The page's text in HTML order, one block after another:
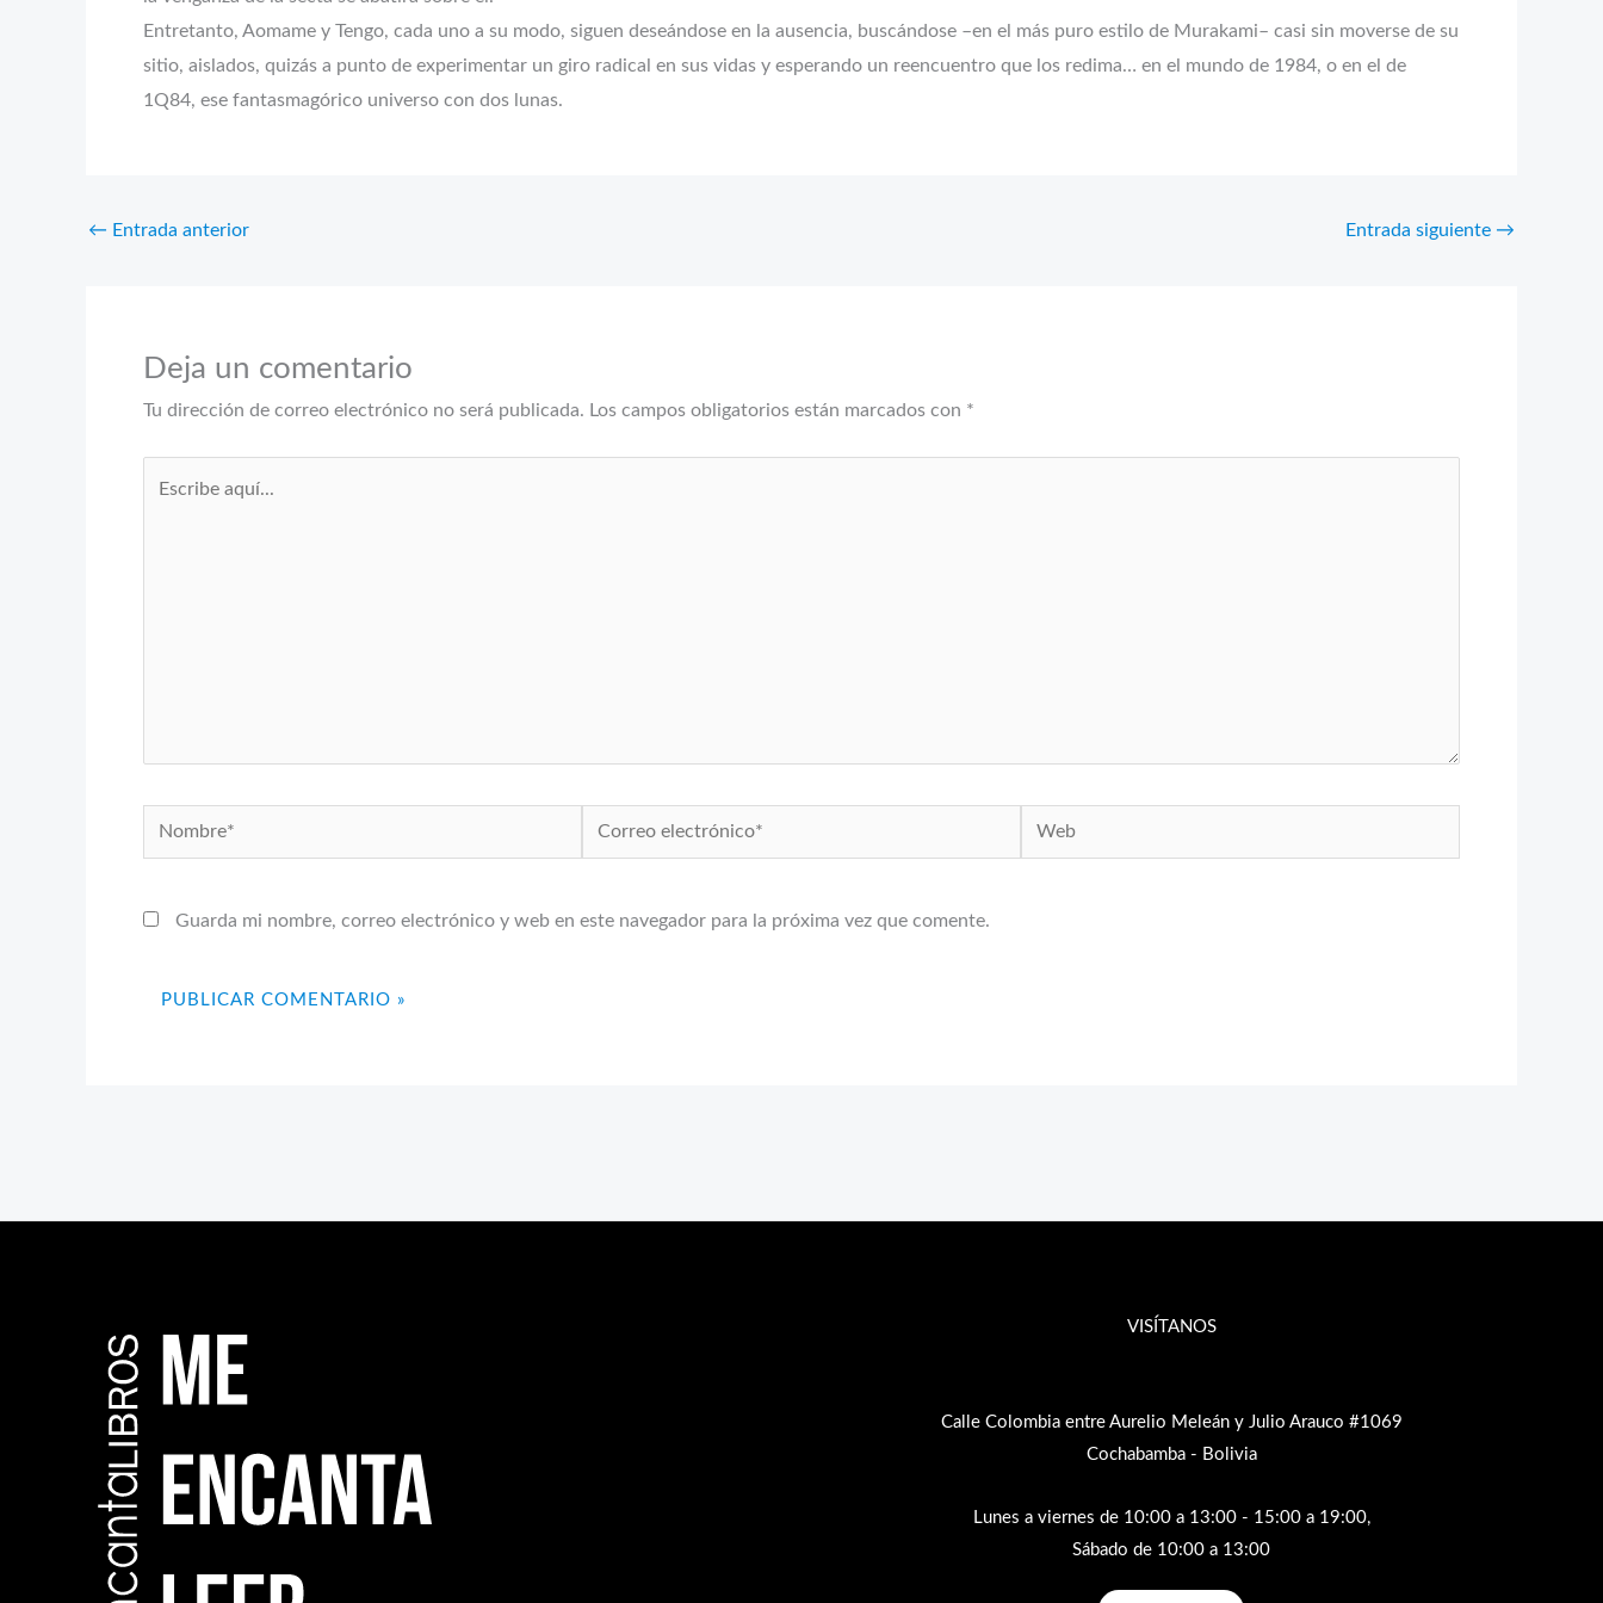
Entretanto, Aomame y Tengo, cada uno a su modo, siguen deseándose en la ausencia, buscándose –en el más puro estilo de Murakami– casi sin moverse de su
sitio, aislados, quizás a punto de experimentar un giro radical en sus vidas y esperando un reencuentro que los redima… en el mundo de 1984, o en el de
1Q84, ese fantasmagórico universo con dos lunas.
← Entrada anterior Entrada siguiente →
Deja un comentario
Tu dirección de correo electrónico no será publicada. Los campos obligatorios están marcados con *
Nombre*
Correo
electrónico*
Web
Guarda mi nombre, correo electrónico y web en este navegador para la próxima vez que comente.
VISÍTANOS
Calle Colombia entre Aurelio Meleán y Julio Arauco #1069
Cochabamba - Bolivia
Lunes a viernes de 10:00 a 13:00 - 15:00 a 19:00,
Sábado de 10:00 a 13:00